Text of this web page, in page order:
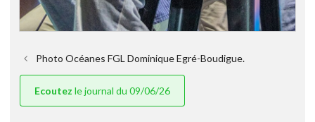
Photo Océanes FGL Dominique Egré-Boudigue.
Ecoutez le journal du 09/06/26